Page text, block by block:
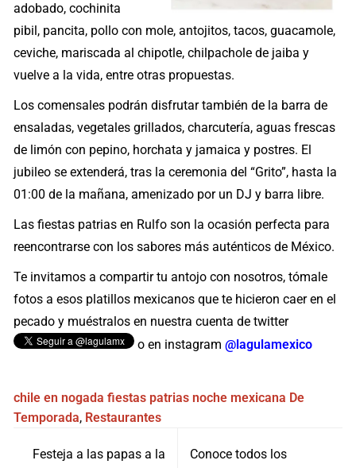
adobado, cochinita
pibil, pancita, pollo con mole, antojitos, tacos, guacamole,
ceviche, mariscada al chipotle, chilpachole de jaiba y
vuelve a la vida, entre otras propuestas.
Los comensales podrán disfrutar también de la barra de
ensaladas, vegetales grillados, charcutería, aguas frescas
de limón con pepino, horchata y jamaica y postres. El
jubileo se extenderá, tras la ceremonia del “Grito”, hasta la
01:00 de la mañana, amenizado por un DJ y barra libre.
Las fiestas patrias en Rulfo son la ocasión perfecta para
reencontrarse con los sabores más auténticos de México.
Te invitamos a compartir tu antojo con nosotros, tómale
fotos a esos platillos mexicanos que te hicieron caer en el
pecado y muéstralos en nuestra cuenta de twitter
o en instagram@lagulamexico
chile en nogada fiestas patrias noche mexicana De
Temporada, Restaurantes
Festeja a las papas a la
Conoce todos los